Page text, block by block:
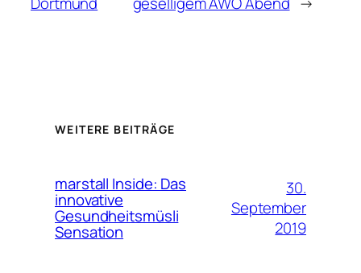
WEITERE BEITRÄGE
marstall Inside: Das
innovative
Gesundheitsmüsli
Sensation
30.
September
2019